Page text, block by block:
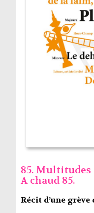
85. Multitudes
A chaud 85.
Récit d’une